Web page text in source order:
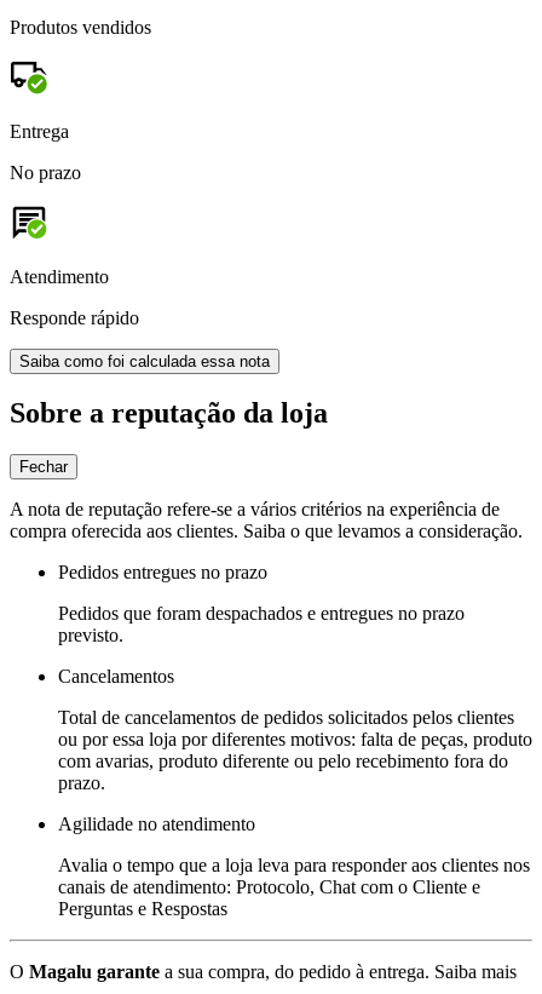
Produtos vendidos
Entrega
No prazo
Atendimento
Responde rápido
Saiba como foi calculada essa nota
Sobre a reputação da loja
Fechar
A nota de reputação refere-se a vários critérios na experiência de
compra oferecida aos clientes. Saiba o que levamos a consideração.
Pedidos entregues no prazo
Pedidos que foram despachados e entregues no prazo
previsto.
Cancelamentos
Total de cancelamentos de pedidos solicitados pelos clientes
ou por essa loja por diferentes motivos: falta de peças, produto
com avarias, produto diferente ou pelo recebimento fora do
prazo.
Agilidade no atendimento
Avalia o tempo que a loja leva para responder aos clientes nos
canais de atendimento: Protocolo, Chat com o Cliente e
Perguntas e Respostas
O Magalu garante a sua compra, do pedido à entrega. Saiba mais